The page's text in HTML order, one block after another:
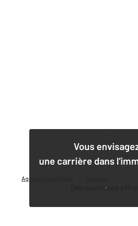
Agence immobilière
Vous
une carrière dans
Découvrir nos offres
1